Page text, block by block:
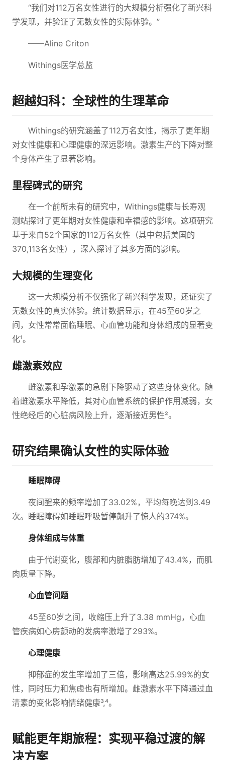
“我们对112万名女性进行的大规模分析强化了新兴科
学发现，并验证了无数女性的实际体验。”
——Aline Criton
Withings医学总监
超越妇科：全球性的生理革命
Withings的研究涵盖了112万名女性，揭示了更年期
对女性健康和心理健康的深远影响。激素生产的下降对整
个身体产生了显著影响。
里程碑式的研究
在一个前所未有的研究中，Withings健康与长寿观
测站探讨了更年期对女性健康和幸福感的影响。这项研究
基于来自52个国家的112万名女性（其中包括美国的
370,113名女性），深入探讨了其多方面的影响。
大规模的生理变化
这一大规模分析不仅强化了新兴科学发现，还证实了
无数女性的真实体验。统计数据显示，在45至60岁之
间，女性常常面临睡眠、心血管功能和身体组成的显著变
化¹。
雌激素效应
雌激素和孕激素的急剧下降驱动了这些身体变化。随
着雌激素水平降低，其对心血管系统的保护作用减弱，女
性绝经后的心脏病风险上升，逐渐接近男性²。
研究结果确认女性的实际体验
睡眠障碍
夜间醒来的频率增加了33.02%，平均每晚达到3.49
次。睡眠障碍如睡眠呼吸暂停飙升了惊人的374%。
身体组成与体重
由于代谢变化，腹部和内脏脂肪增加了43.4%，而肌
肉质量下降。
心血管问题
45至60岁之间，收缩压上升了3.38 mmHg，心血
管疾病如心房颤动的发病率激增了293%。
心理健康
抑郁症的发生率增加了三倍，影响高达25.99%的女
性，同时压力和焦虑也有所增加。雌激素水平下降通过血
清素的变化影响情绪健康³,⁴。
赋能更年期旅程：实现平稳过渡的解
决方案